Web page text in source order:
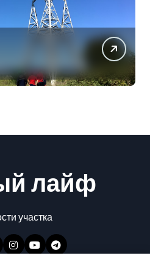
лайф
участка